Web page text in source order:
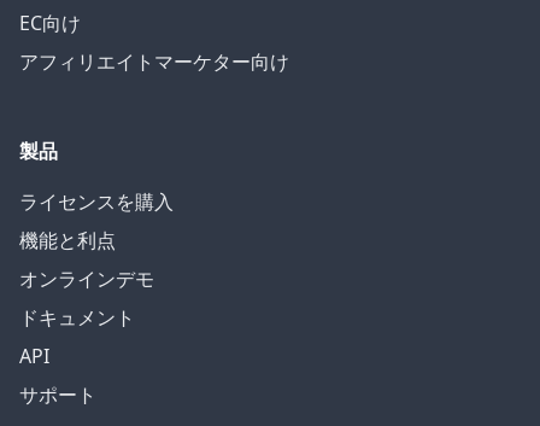
EC向け
アフィリエイトマーケター向け
製品
ライセンスを購入
機能と利点
オンラインデモ
ドキュメント
API
サポート